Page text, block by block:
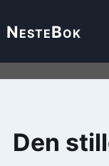
NesteBok
Den